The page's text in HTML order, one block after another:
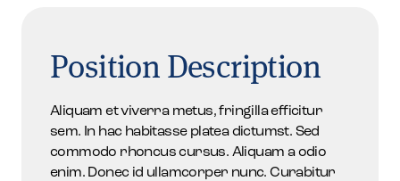
Position Description
Aliquam et viverra metus, fringilla efficitur
sem. In hac habitasse platea dictumst. Sed
commodo rhoncus cursus. Aliquam a odio
enim. Donec id ullamcorper nunc. Curabitur